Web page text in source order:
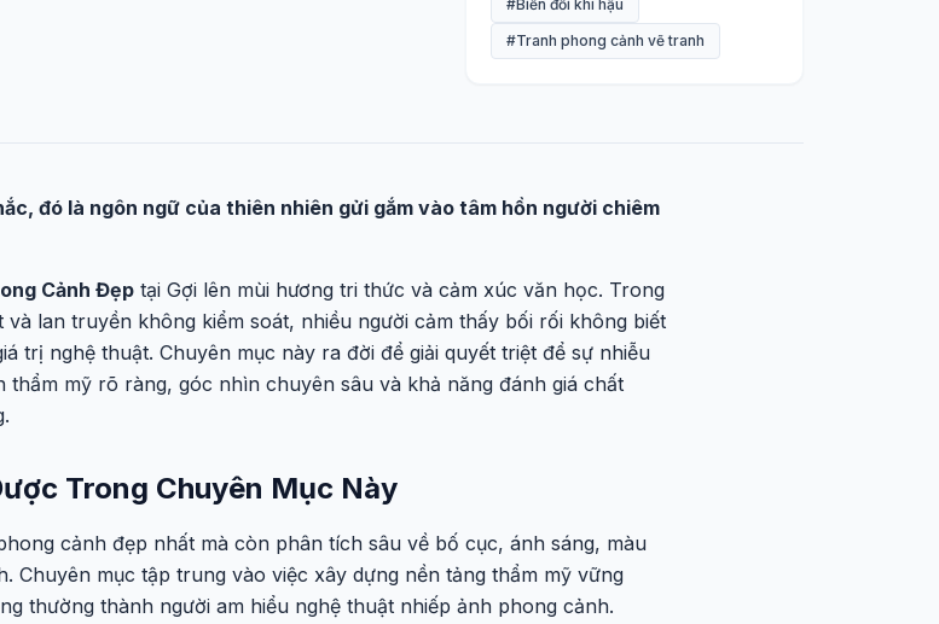
#Biến đổi khí hậu
#Tranh phong cảnh vẽ tranh
đó là ngôn ngữ của thiên nhiên gửi gắm vào tâm hồn người chiêm
Cảnh Đẹp tại Gợi lên mùi hương tri thức và cảm xúc văn học. Trong
lan truyền không kiểm soát, nhiều người cảm thấy bối rối không biết
trị nghệ thuật. Chuyên mục này ra đời để giải quyết triệt để sự nhiễu
mỹ rõ ràng, góc nhìn chuyên sâu và khả năng đánh giá chất
Trong Chuyên Mục Này
cảnh đẹp nhất mà còn phân tích sâu về bố cục, ánh sáng, màu
Chuyên mục tập trung vào việc xây dựng nền tảng thẩm mỹ vững
thường thành người am hiểu nghệ thuật nhiếp ảnh phong cảnh.